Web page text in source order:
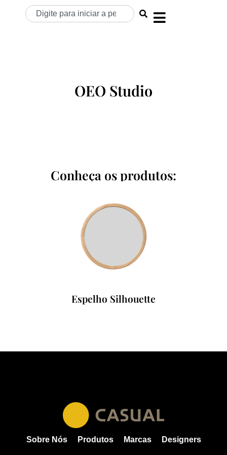
OEO Studio
Conheça os produtos:
Espelho Silhouette
Sobre Nós Produtos Marcas Designers